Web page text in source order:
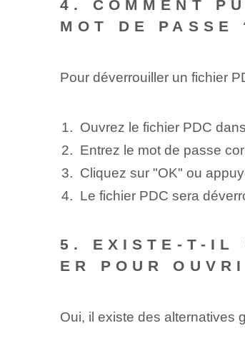
4. COMMENT
MOT DE PASSE
Pour déverrouiller un fichier
Ouvrez le fichier PDC
Entrez le mot de passe
Cliquez sur "OK" ou
Le fichier PDC sera
5. EXISTE-T-IL
ER ‌POUR
Oui, il existe des alternatives